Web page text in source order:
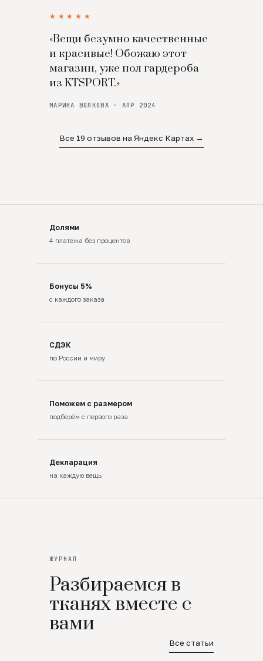
★★★★★
«Вещи безумно качественные
и красивые! Обожаю этот
магазин, уже пол гардероба
из KTSPORT.»
МАРИНА ВОЛКОВА · АПР 2024
Все 19 отзывов на Яндекс Картах →
Долями
4 платежа без процентов
Бонусы 5%
с каждого заказа
СДЭК
по России и миру
Поможем с размером
подберём с первого раза
Декларация
на каждую вещь
ЖУРНАЛ
Разбираемся в
тканях вместе с
вами
Все статьи